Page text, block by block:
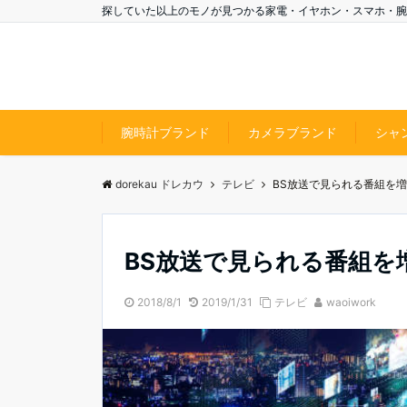
探していた以上のモノが見つかる家電・イヤホン・スマホ・
腕時計ブランド カメラブランド シャ
dorekau ドレカウ テレビ BS放送で見られる番組を
BS放送で見られる番組
2018/8/1 2019/1/31 テレビ waoiwork